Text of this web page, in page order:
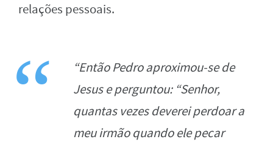
relações pessoais.
“Então Pedro aproximou-se de
Jesus e perguntou: “Senhor,
quantas vezes deverei perdoar a
meu irmão quando ele pecar